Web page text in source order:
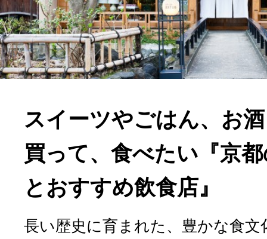
スイーツやごはん、お
買って、食べたい『京
とおすすめ飲食店』
長い歴史に育まれた、豊かな食文